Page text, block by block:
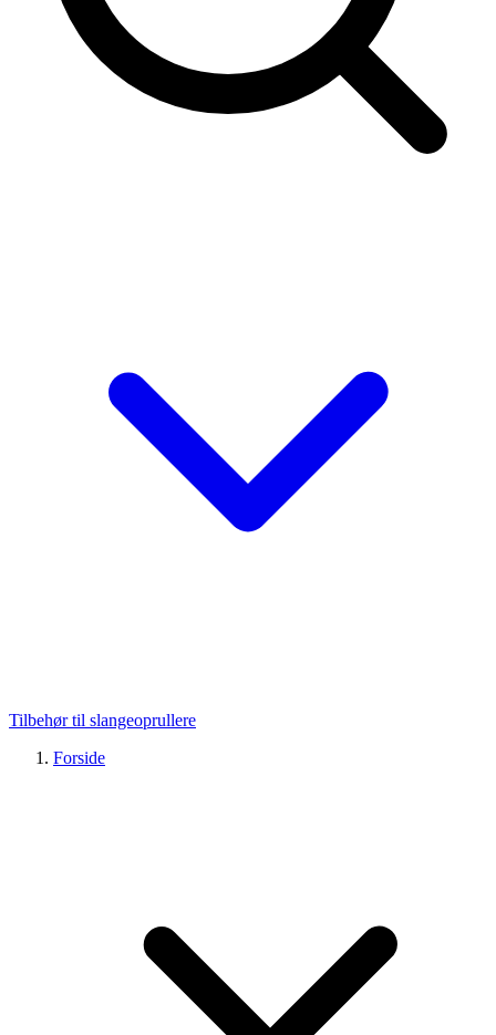
Tilbehør til slangeoprullere
Forside